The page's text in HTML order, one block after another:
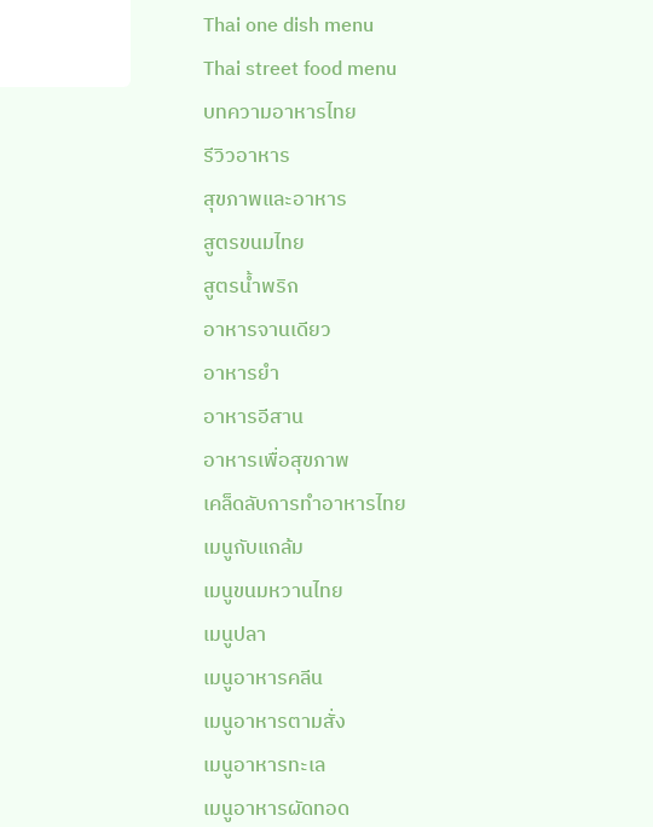
Thai one dish menu
Thai street food menu
บทความอาหารไทย
รีวิวอาหาร
สุขภาพและอาหาร
สูตรขนมไทย
สูตรน้ำพริก
อาหารจานเดียว
อาหารยำ
อาหารอีสาน
อาหารเพื่อสุขภาพ
เคล็ดลับการทำอาหารไทย
เมนูกับแกล้ม
เมนูขนมหวานไทย
เมนูปลา
เมนูอาหารคลีน
เมนูอาหารตามสั่ง
เมนูอาหารทะเล
เมนูอาหารผัดทอด